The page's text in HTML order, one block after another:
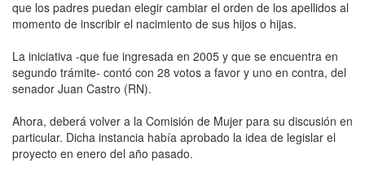
que los padres puedan elegir cambiar el orden de los apellidos al
momento de inscribir el nacimiento de sus hijos o hijas.
La iniciativa -que fue ingresada en 2005 y que se encuentra en
segundo trámite- contó con 28 votos a favor y uno en contra, del
senador Juan Castro (RN).
Ahora, deberá volver a la Comisión de Mujer para su discusión en
particular. Dicha instancia había aprobado la idea de legislar el
proyecto en enero del año pasado.